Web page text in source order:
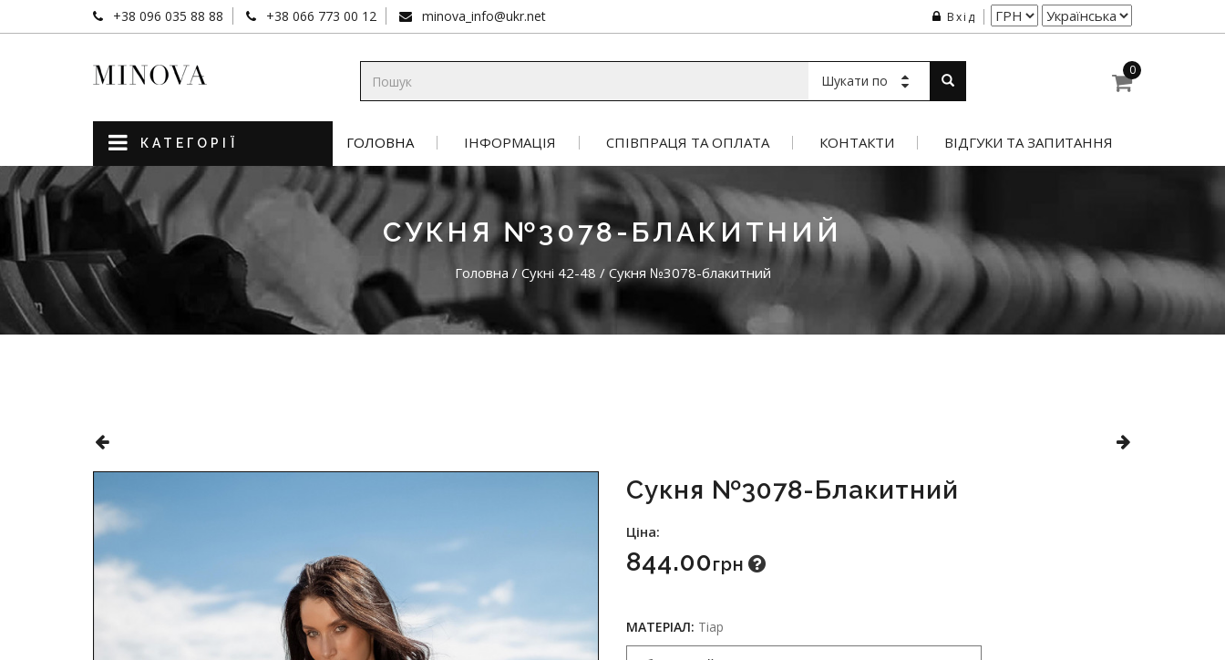
+38 096 035 88 88 +38 066 773 00 12 minova_info@ukr.net Вхід
Шукати по
0
КАТЕГОРІЇ ГОЛОВНА ІНФОРМАЦІЯ СПІВПРАЦЯ ТА ОПЛАТА КОНТАКТИ ВІДГУКИ ТА ЗАПИТАННЯ
СУКНЯ №3078-БЛАКИТНИЙ
Головна / Сукні 42-48 / Сукня №3078-блакитний
Сукня №3078-Блакитний
Ціна:
844.00Грн
МАТЕРІАЛ: Тіар